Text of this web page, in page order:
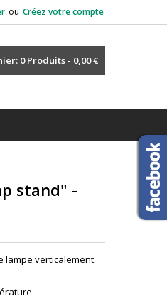
ou Créez votre compte
0Produits - 0,00 €
stand" -
lampe verticalement